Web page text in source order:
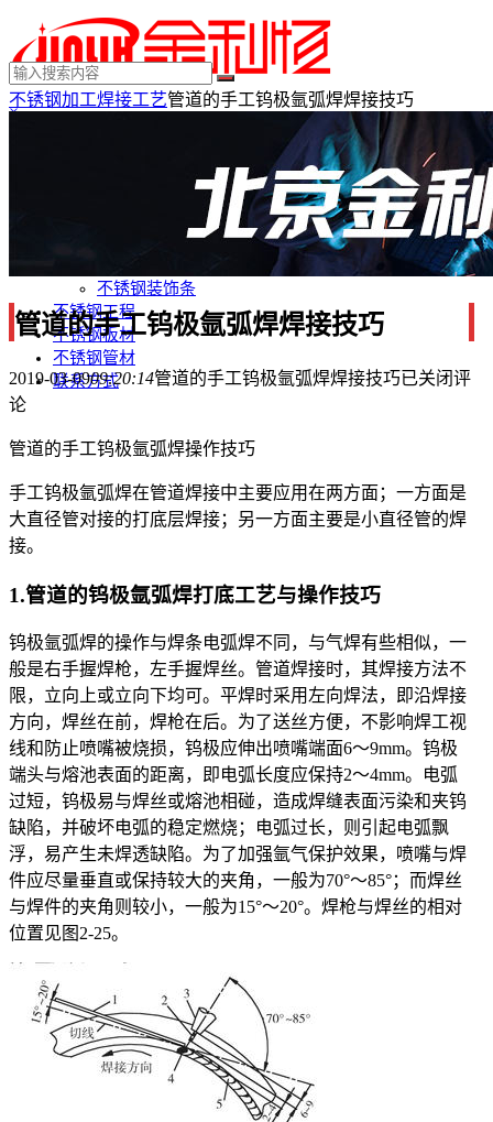
×
不锈钢装饰条
不锈钢工程
不锈钢板材
不锈钢管材
联系方式
不锈钢加工焊接工艺管道的手工钨极氩弧焊焊接技巧
管道的手工钨极氩弧焊焊接技巧
2019-03-0909:20:14管道的手工钨极氩弧焊焊接技巧已关闭评
论
管道的手工钨极氩弧焊操作技巧
手工钨极氩弧焊在管道焊接中主要应用在两方面；一方面是
大直径管对接的打底层焊接；另一方面主要是小直径管的焊
接。
1.管道的钨极氩弧焊打底工艺与操作技巧
钨极氩弧焊的操作与焊条电弧焊不同，与气焊有些相似，一
般是右手握焊枪，左手握焊丝。管道焊接时，其焊接方法不
限，立向上或立向下均可。平焊时采用左向焊法，即沿焊接
方向，焊丝在前，焊枪在后。为了送丝方便，不影响焊工视
线和防止喷嘴被烧损，钨极应伸出喷嘴端面6～9mm。钨极
端头与熔池表面的距离，即电弧长度应保持2～4mm。电弧
过短，钨极易与焊丝或熔池相碰，造成焊缝表面污染和夹钨
缺陷，并破坏电弧的稳定燃烧；电弧过长，则引起电弧飘
浮，易产生未焊透缺陷。为了加强氩气保护效果，喷嘴与焊
件应尽量垂直或保持较大的夹角，一般为70°～85°；而焊丝
与焊件的夹角则较小，一般为15°～20°。焊枪与焊丝的相对
位置见图2-25。